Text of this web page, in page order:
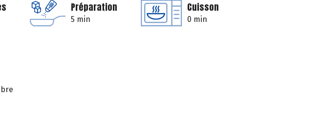
Préparation
5 min
Cuisson
0 min